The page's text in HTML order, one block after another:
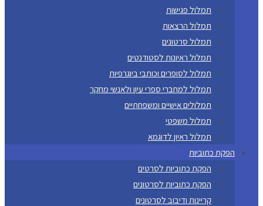
תמלול פגישות
תמלול הרצאות
תמלול סרטונים
תמלול ראיונות לסטודנטים
תמלול לסופרים וכותבי ביוגרפיות
תמלול למחברי ספרי עיון ולאנשי מחקר
תמלולים אישיים ומשפחתיים
תמלול משפטי
תמלול ראיון לדוגמא
הפקת כתוביות
הפקת כתוביות לסרטים
הפקת כתוביות לסרטונים
קריינות ודיבוב לסרטונים